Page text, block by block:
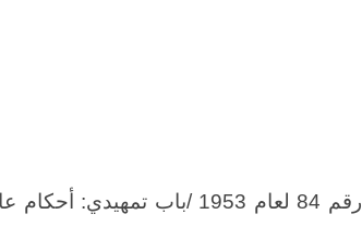
أصول محاكمات مدنية ـ المرسوم رقم 84 لعام 1953 /باب